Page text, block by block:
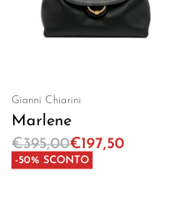
Gianni Chiarini
Marlene
€395,00€197,50
-50% SCONTO
Aggiungi al carrello